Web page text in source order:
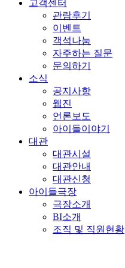
고객센터
관람후기
이벤트
객석나눔
자주하는 질문
문의하기
소식
공지사항
웹진
언론보도
아이들이야기
대관
대관시설
대관안내
대관신청
아이들극장
극장소개
BI소개
조직 및 직원현황